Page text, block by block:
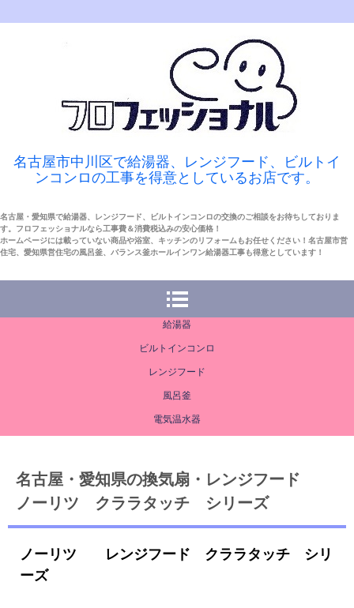
名古屋市中川区で給湯器、レンジフード、ビルトイ
ンコンロの工事を得意としているお店です。
名古屋・愛知県で給湯器、レンジフード、ビルトインコンロの交換のご相談をお待ちしておりま
す。フロフェッショナルなら工事費＆消費税込みの安心価格！
ホームページには載っていない商品や浴室、キッチンのリフォームもお任せください！名古屋市営
住宅、愛知県営住宅の風呂釜、バランス釜ホールインワン給湯器工事も得意としています！
給湯器
ビルトインコンロ
レンジフード
風呂釜
電気温水器
名古屋・愛知県の換気扇・レンジフード
ノーリツ クララタッチ シリーズ
ノーリツ レンジフード クララタッチ シリ
ーズ